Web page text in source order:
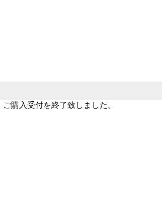
ご購入受付を終了致しました。